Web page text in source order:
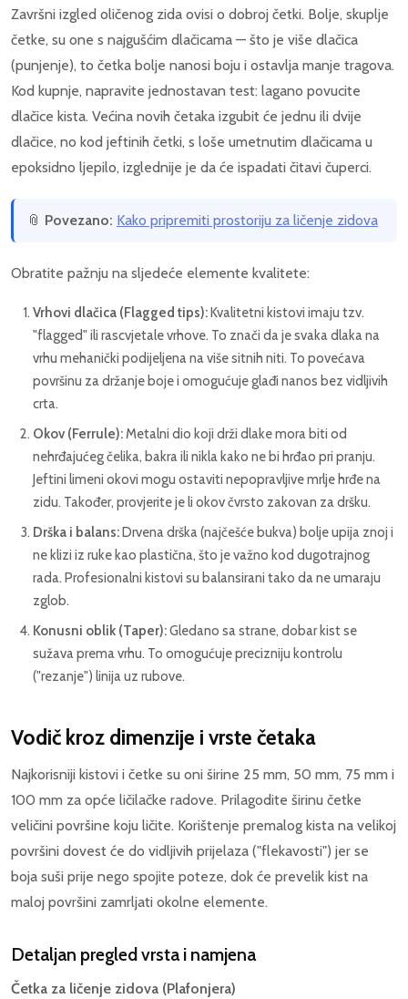
Završni izgled oličenog zida ovisi o dobroj četki. Bolje, skuplje
četke, su one s najgušćim dlačicama — što je više dlačica
(punjenje), to četka bolje nanosi boju i ostavlja manje tragova.
Kod kupnje, napravite jednostavan test: lagano povucite
dlačice kista. Većina novih četaka izgubit će jednu ili dvije
dlačice, no kod jeftinih četki, s loše umetnutim dlačicama u
epoksidno ljepilo, izglednije je da će ispadati čitavi čuperci.
📎 Povezano: Kako pripremiti prostoriju za ličenje zidova
Obratite pažnju na sljedeće elemente kvalitete:
Vrhovi dlačica (Flagged tips): Kvalitetni kistovi imaju tzv.
"flagged" ili rascvjetale vrhove. To znači da je svaka dlaka na
vrhu mehanički podijeljena na više sitnih niti. To povećava
površinu za držanje boje i omogućuje glađi nanos bez vidljivih
crta.
Okov (Ferrule):Metalni dio koji drži dlake mora biti od
nehrđajućeg čelika, bakra ili nikla kako ne bi hrđao pri pranju.
Jeftini limeni okovi mogu ostaviti nepopravljive mrlje hrđe na
zidu. Također, provjerite je li okov čvrsto zakovan za dršku.
Drška i balans: Drvena drška (najčešće bukva) bolje upija znoj i
ne klizi iz ruke kao plastična, što je važno kod dugotrajnog
rada. Profesionalni kistovi su balansirani tako da ne umaraju
zglob.
Konusni oblik (Taper):Gledano sa strane, dobar kist se
sužava prema vrhu. To omogućuje precizniju kontrolu
("rezanje") linija uz rubove.
Vodič kroz dimenzije i vrste četaka
Najkorisniji kistovi i četke su oni širine 25 mm, 50 mm, 75 mm i
100 mm za opće ličilačke radove. Prilagodite širinu četke
veličini površine koju ličite. Korištenje premalog kista na velikoj
površini dovest će do vidljivih prijelaza ("flekavosti") jer se
boja suši prije nego spojite poteze, dok će prevelik kist na
maloj površini zamrljati okolne elemente.
Detaljan pregled vrsta i namjena
Četka za ličenje zidova (Plafonjera)